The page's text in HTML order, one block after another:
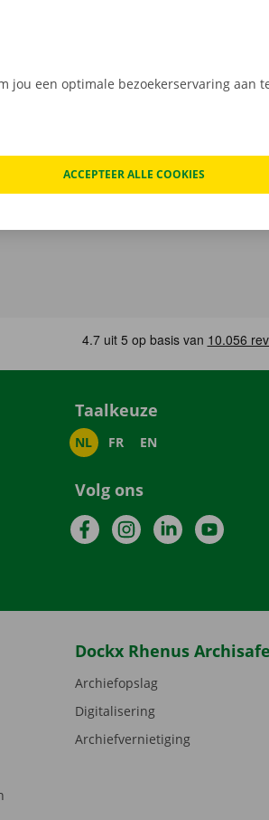
via de
Taalkeuze
NL FR EN
Volg ons
FacebookInstagramLinkedInYouTube
Dockx Rhenus Archisafe
Archiefopslag
Digitalisering
Archiefvernietiging
jou een optimale bezoekerservaring aan
ACCEPTEER ALLE COOKIES